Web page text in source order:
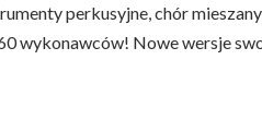
perkusyjne, chór
wykonawców! Nowe wersje